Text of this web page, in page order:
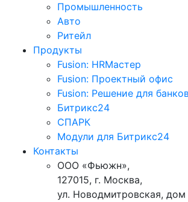
Промышленность
Авто
Ритейл
Продукты
Fusion: HRМастер
Fusion: Проектный офис
Fusion: Решение для
Битрикс24
СПАРК
Модули для Битрикс24
Контакты
ООО «Фьюжн»,
127015, г. Москва,
ул. Новодмитровская, дом